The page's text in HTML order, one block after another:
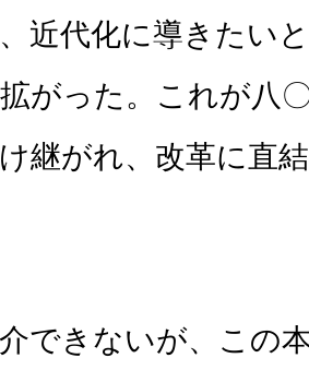
近代化に導きたい
がった。これが八
継がれ、改革に直
できないが、この